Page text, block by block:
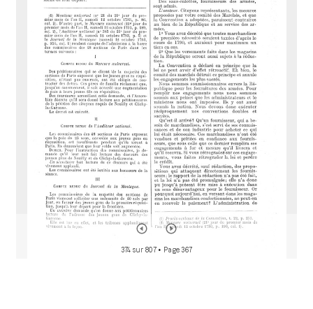
374 sur 807 • Page 367